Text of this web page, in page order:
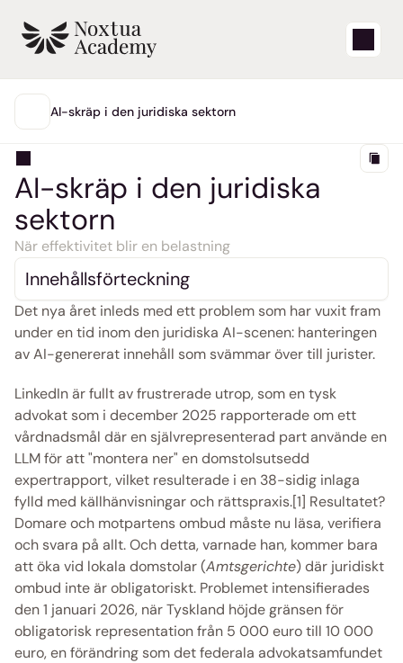
Starta
HUVUDMENY
Supportartiklar
Blogg
Produktuppdateringar
Support
AI-skräp i den juridiska sektorn
AI-skräp i den juridiska
sektorn
När effektivitet blir en belastning
Det nya året inleds med ett problem som har vuxit fram
under en tid inom den juridiska AI-scenen: hanteringen
av AI-genererat innehåll som svämmar över till jurister.
LinkedIn är fullt av frustrerade utrop, som en tysk
advokat som i december 2025 rapporterade om ett
vårdnadsmål där en självrepresenterad part använde en
LLM för att "montera ner" en domstolsutsedd
expertrapport, vilket resulterade i en 38-sidig inlaga
fylld med källhänvisningar och rättspraxis.[1] Resultatet?
Domare och motpartens ombud måste nu läsa, verifiera
och svara på allt. Och detta, varnade han, kommer bara
att öka vid lokala domstolar (Amtsgerichte) där juridiskt
ombud inte är obligatoriskt. Problemet intensifierades
den 1 januari 2026, när Tyskland höjde gränsen för
obligatorisk representation från 5 000 euro till 10 000
euro, en förändring som det federala advokatsamfundet
Innehållsförteckning